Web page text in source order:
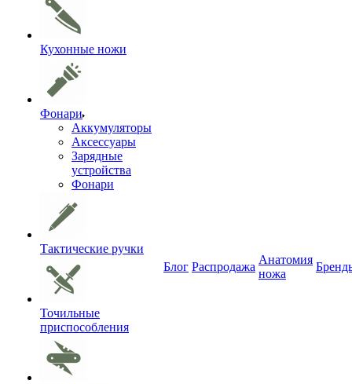
Кухонные ножи
Фонари
Аккумуляторы
Аксессуары
Зарядные
устройства
Фонари
Тактические ручки
Точильные
приспособления
Блог Распродажа
Анатомия
ножа